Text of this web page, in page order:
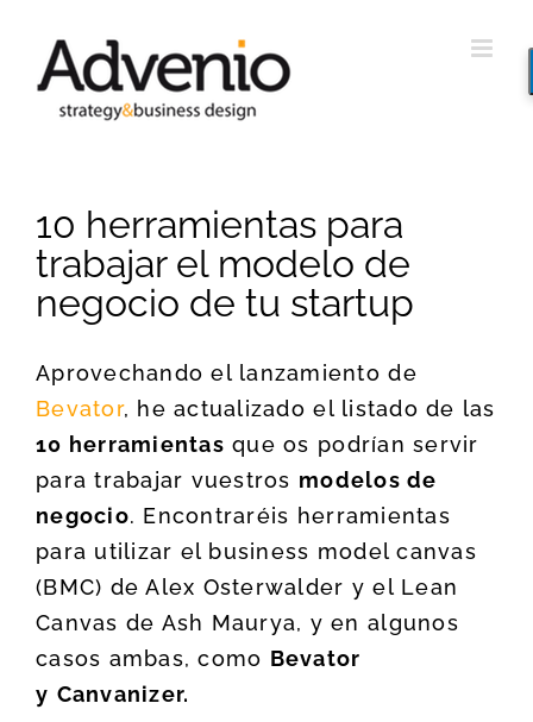
contenido
10 herramientas para
trabajar el modelo de
negocio de tu startup
Aprovechando el lanzamiento de
Bevator, he actualizado el listado de las
10 herramientas que os podrían servir
para trabajar vuestros modelos de
negocio. Encontraréis herramientas
para utilizar el business model canvas
(BMC) de Alex Osterwalder y el Lean
Canvas de Ash Maurya, y en algunos
casos ambas, como Bevator
y Canvanizer.